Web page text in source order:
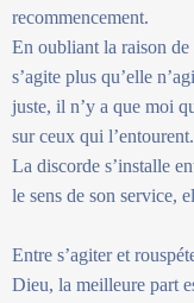
recommencement.
En oubliant la raison
s’agite plus qu’elle
juste, il n’y a que moi
sur ceux qui l’entourent.
La discorde s’installe
le sens de son service,
Entre s’agiter et
Dieu, la meilleure part